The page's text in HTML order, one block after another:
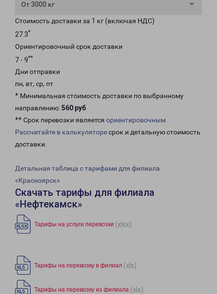
От 3000 кг
Стоимость доставки за 1 кг (включая НДС)
27.3*
Ориентировочный срок доставки
7 - 9**
Дни отправки
пн, вт, ср, пт
* Минимальная стоимость доставки по выбранному
направлению: 560 руб.
** Срок перевозки является ориентировочным
Рассчитайте в калькуляторесрок и детальную стоимость
доставки.
Детальная таблица с тарифами для филиала
«Красноярск»
Скачать тарифы для филиала
«Нефтекамск»
Тарифы на услуги перевозки (xlsx)
Тарифы на перевозку в филиал (xls)
Тарифы на перевозку из филиала (xls)